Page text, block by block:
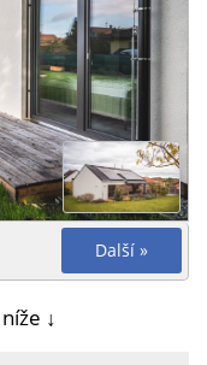
Další »
↓